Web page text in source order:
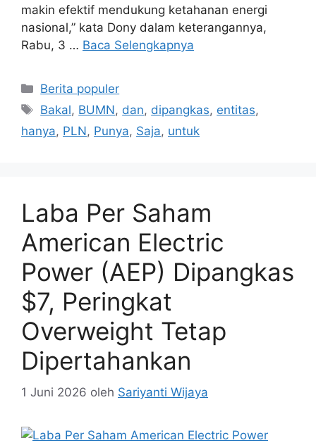
makin efektif mendukung ketahanan energi
nasional,” kata Dony dalam keterangannya,
Rabu, 3 … Baca Selengkapnya
Kategori
Berita populer
Tag
Bakal, BUMN, dan, dipangkas, entitas,
hanya, PLN, Punya, Saja, untuk
Laba Per Saham
American Electric
Power (AEP) Dipangkas
$7, Peringkat
Overweight Tetap
Dipertahankan
1 Juni 2026 oleh Sariyanti Wijaya